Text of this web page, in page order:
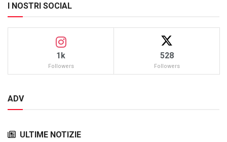
I NOSTRI SOCIAL
1k
Followers
528
Followers
ADV
ULTIME NOTIZIE